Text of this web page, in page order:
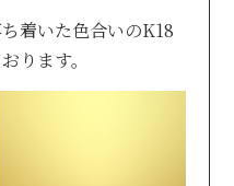
着いた色合いのK18
ります。